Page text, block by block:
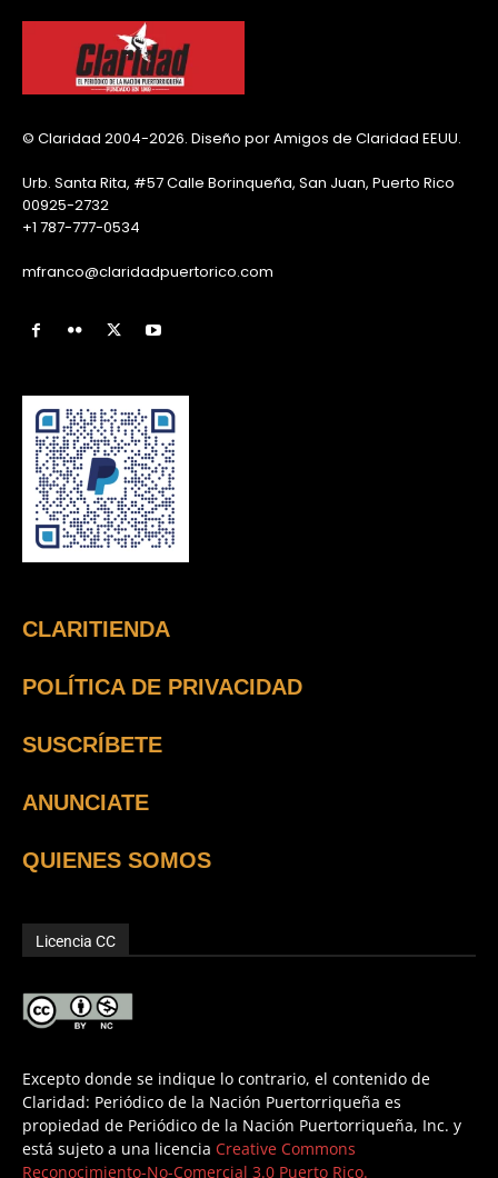
© Claridad 2004-2026. Diseño por Amigos de Claridad EEUU.
Urb. Santa Rita, #57 Calle Borinqueña, San Juan, Puerto Rico
00925-2732
+1 787-777-0534
mfranco@claridadpuertorico.com
CLARITIENDA
POLÍTICA DE PRIVACIDAD
SUSCRÍBETE
ANUNCIATE
QUIENES SOMOS
Licencia CC
Excepto donde se indique lo contrario, el contenido de
Claridad: Periódico de la Nación Puertorriqueña es
propiedad de Periódico de la Nación Puertorriqueña, Inc. y
está sujeto a una licencia Creative Commons
Reconocimiento-No-Comercial 3.0 Puerto Rico.